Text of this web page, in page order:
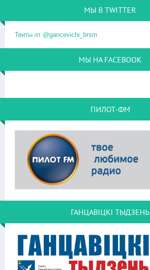
МЫ В TWITTER
Твиты от @gancevichi_brsm
МЫ НА FACEBOOK
ПИЛОТ-ФМ
ГАНЦАВІЦКІ ТЫДЗЕНЬ